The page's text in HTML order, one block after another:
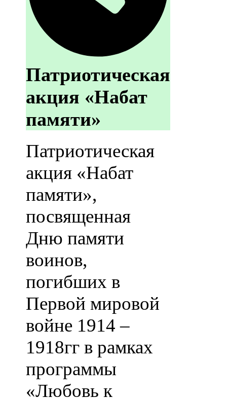
Патриотическая
акция «Набат
памяти»
Патриотическая
акция «Набат
памяти»,
посвященная
Дню памяти
воинов,
погибших в
Первой мировой
войне 1914 –
1918гг в рамках
программы
«Любовь к